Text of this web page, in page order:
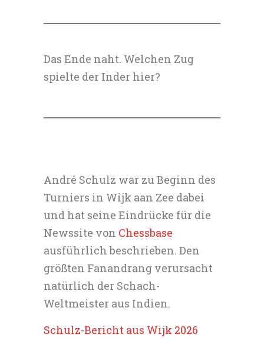
Das Ende naht. Welchen Zug
spielte der Inder hier?
André Schulz war zu Beginn des
Turniers in Wijk aan Zee dabei
und hat seine Eindrücke für die
Newssite von Chessbase
ausführlich beschrieben. Den
größten Fanandrang verursacht
natürlich der Schach-
Weltmeister aus Indien.
Schulz-Bericht aus Wijk 2026